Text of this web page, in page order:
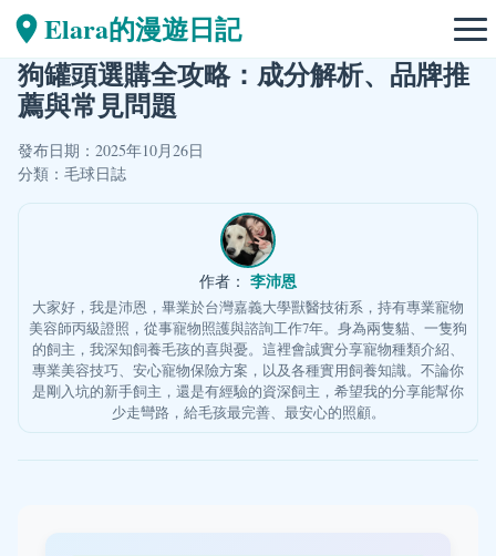
Elara的漫遊日記
狗罐頭選購全攻略：成分解析、品牌推
薦與常見問題
發布日期：2025年10月26日
分類： 毛球日誌
作者： 李沛恩
大家好，我是沛恩，畢業於台灣嘉義大學獸醫技術系，持有專業寵物
美容師丙級證照，從事寵物照護與諮詢工作7年。身為兩隻貓、一隻狗
的飼主，我深知飼養毛孩的喜與憂。這裡會誠實分享寵物種類介紹、
專業美容技巧、安心寵物保險方案，以及各種實用飼養知識。不論你
是剛入坑的新手飼主，還是有經驗的資深飼主，希望我的分享能幫你
少走彎路，給毛孩最完善、最安心的照顧。